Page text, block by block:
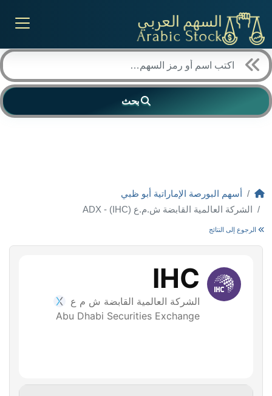
بحث
أسهم البورصة الإماراتية أبو ظبي
الشركة العالمية القابضة ش.م.ع (IHC) - ADX
الرجوع إلى النتائج